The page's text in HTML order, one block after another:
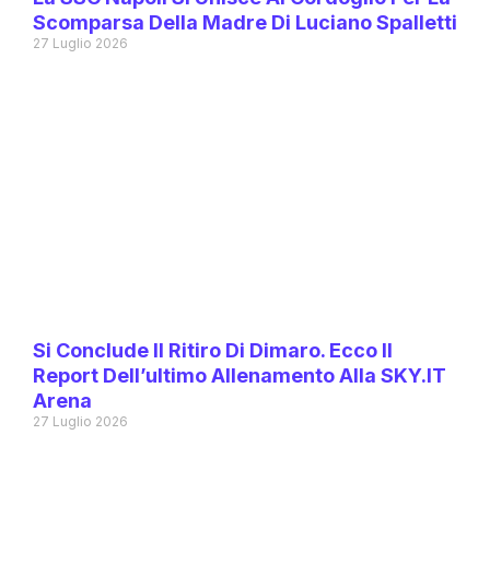
Scomparsa Della Madre Di Luciano Spalletti
27 Luglio 2026
Si Conclude Il Ritiro Di Dimaro. Ecco Il
Report Dell’ultimo Allenamento Alla SKY.IT
Arena
27 Luglio 2026